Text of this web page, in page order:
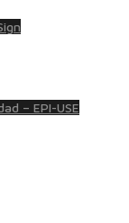
– EPI-USE